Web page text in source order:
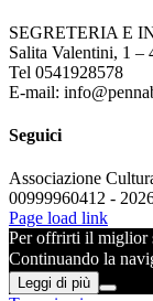
SEGRETERIA E
Salita Valentini, 1 –
Tel 0541928578
E-mail:
Seguici
Associazione
00999960412 -
Page load link
Per offrirti il miglior
Continuando la
Leggi di più